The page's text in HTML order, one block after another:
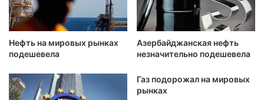
Нефть на мировых рынках
подешевела
Азербайджанская нефть
незначительно подешевела
Газ подорожал на мировых
рынках